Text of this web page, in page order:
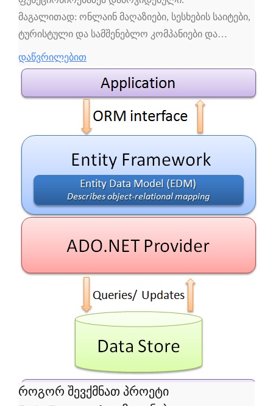
მაგალითად: ონლაინ მაღაზიები, სესხების საიტები,
ტურისტული და სამშენებლო კომპანიები და…
დაწვრილებით
როგორ შევქმნათ პროეტი